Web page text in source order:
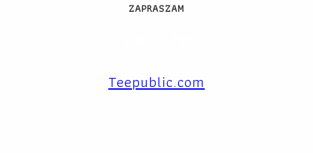
ZAPRASZAM
Teepublic.com